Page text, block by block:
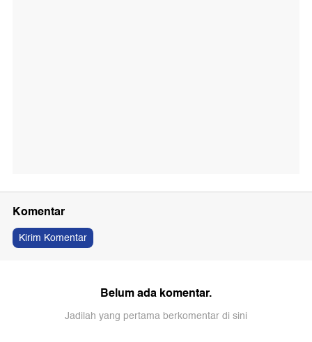
Komentar
Kirim Komentar
Belum ada komentar.
Jadilah yang pertama berkomentar di sini